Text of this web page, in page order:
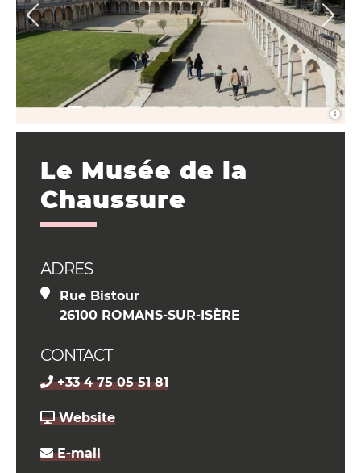
Le Musée de la
Chaussure
ADRES
Rue Bistour
26100 ROMANS-SUR-ISÈRE
CONTACT
+33 4 75 05 51 81
Website
E-mail